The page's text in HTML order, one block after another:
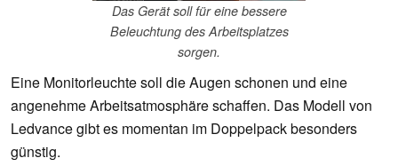
Das Gerät soll für eine bessere
Beleuchtung des Arbeitsplatzes
sorgen.
Eine Monitorleuchte soll die Augen schonen und eine
angenehme Arbeitsatmosphäre schaffen. Das Modell von
Ledvance gibt es momentan im Doppelpack besonders
günstig.